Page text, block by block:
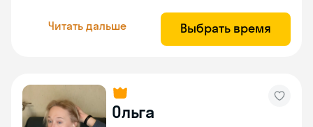
Читать дальше Выбрать время
Ольга